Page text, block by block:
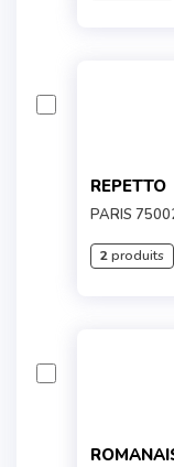
REPETTO
PARIS
2produits